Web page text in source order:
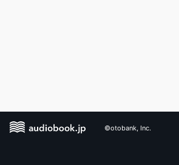
©otobank, Inc.